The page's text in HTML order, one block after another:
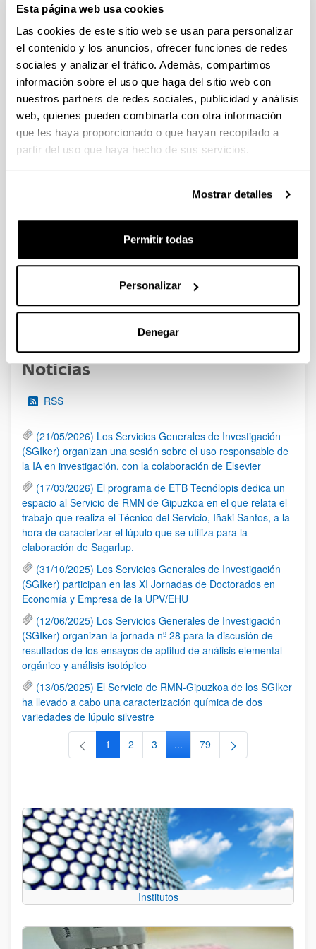
Esta página web usa cookies
Las cookies de este sitio web se usan para personalizar
el contenido y los anuncios, ofrecer funciones de redes
sociales y analizar el tráfico. Además, compartimos
información sobre el uso que haga del sitio web con
nuestros partners de redes sociales, publicidad y análisis
web, quienes pueden combinarla con otra información
que les haya proporcionado o que hayan recopilado a
partir del uso que haya hecho de sus servicios.
Mostrar detalles
Permitir todas
Personalizar
Denegar
Abierto el plazo de presentación (Fecha de fin del plazo de
presentación: 30/09/2026)
Plazo interno EHU documentación solicitudes : 15 de
septiembre de 2026
CONVOCATORIA PARA LA CONTRATACIÓN DE
PERSONAL INVESTIGADOR EN FORMACIÓN EN LA EHU
(2026)
Plazo de presentación cerrado: 15/06/2026 - 06/07/2026 23:59
PESQUERO Y ALIMENTARIO VASCO 2026-IKERTALENT
Plazo de presentación cerrado: 26/05/2026 - 02/06/2026
(12/06/2026) Listado provisional de solicitudes seleccionadas
y desestimadas. Plazo de presentación de alegaciones: hasta
el 17 de junio de 2026, inclusive.
1 2 3 ... 95
Noticias
RSS
(21/05/2026) Los Servicios Generales de Investigación
(SGIker) organizan una sesión sobre el uso responsable de
la IA en investigación, con la colaboración de Elsevier
(17/03/2026) El programa de ETB Tecnólopis dedica un
espacio al Servicio de RMN de Gipuzkoa en el que relata el
trabajo que realiza el Técnico del Servicio, Iñaki Santos, a la
hora de caracterizar el lúpulo que se utiliza para la
elaboración de Sagarlup.
(31/10/2025) Los Servicios Generales de Investigación
(SGIker) participan en las XI Jornadas de Doctorados en
Economía y Empresa de la UPV/EHU
(12/06/2025) Los Servicios Generales de Investigación
(SGIker) organizan la jornada nº 28 para la discusión de
resultados de los ensayos de aptitud de análisis elemental
orgánico y análisis isotópico
(13/05/2025) El Servicio de RMN-Gipuzkoa de los SGIker
ha llevado a cabo una caracterización química de dos
variedades de lúpulo silvestre
Página
1 Página
2 Página
3 ...Páginas intermedias Use TAB
Página
79
Institutos